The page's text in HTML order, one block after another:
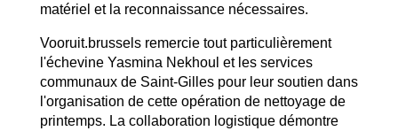
matériel et la reconnaissance nécessaires.
Vooruit.brussels remercie tout particulièrement
l'échevine Yasmina Nekhoul et les services
communaux de Saint-Gilles pour leur soutien dans
l'organisation de cette opération de nettoyage de
printemps. La collaboration logistique démontre